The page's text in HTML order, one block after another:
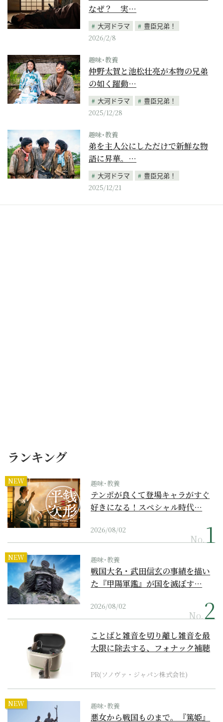
なぜ？ 実…
大河ドラマ
豊臣兄弟！
2026/2/8
趣味･教養
仲野太賀と池松壮亮が本物の兄弟
の如く躍動…
大河ドラマ
豊臣兄弟！
2025/12/28
趣味･教養
弟を主人公にしただけで新鮮な物
語に昇華。…
大河ドラマ
豊臣兄弟！
2025/12/21
ランキング
NEW 趣味･教養
テンポが良くて登場キャラがすぐ
好きになる！スペシャル時代…
2026/08/02
No.
NEW 趣味･教養
戦国大名・武田信玄の事績を描い
た『甲陽軍鑑』が国を滅ぼす…
2026/08/02
No.
ことばと雑音を切り離し雑音を最
大限に除去する、フォナック補聴
PR(ソノヴァ・ジャパン株式会社)
NEW 趣味･教養
悪女から戦国ものまで。『篤姫』